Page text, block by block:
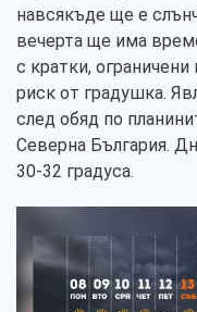
навсякъде ще е
вечерта ще има
с кратки,
риск от градушка.
след обяд по
Северна България.
30-32 градуса.